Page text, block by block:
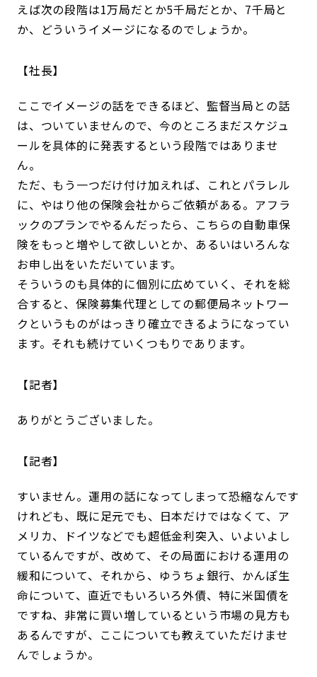
えば次の段階は1万局だとか5千局だとか、7千局と
か、どういうイメージになるのでしょうか。
社長
ここでイメージの話をできるほど、監督当局との話
は、ついていませんので、今のところまだスケジュ
ールを具体的に発表するという段階ではありませ
ん。
ただ、もう一つだけ付け加えれば、これとパラレル
に、やはり他の保険会社からご依頼がある。アフラ
ックのプランでやるんだったら、こちらの自動車保
険をもっと増やして欲しいとか、あるいはいろんな
お申し出をいただいています。
そういうのも具体的に個別に広めていく、それを総
合すると、保険募集代理としての郵便局ネットワー
クというものがはっきり確立できるようになってい
ます。それも続けていくつもりであります。
記者
ありがとうございました。
記者
すいません。運用の話になってしまって恐縮なんです
けれども、既に足元でも、日本だけではなくて、ア
メリカ、ドイツなどでも超低金利突入、いよいよし
ているんですが、改めて、その局面における運用の
緩和について、それから、ゆうちょ銀行、かんぽ生
命について、直近でもいろいろ外債、特に米国債を
ですね、非常に買い増しているという市場の見方も
あるんですが、ここについても教えていただけませ
んでしょうか。